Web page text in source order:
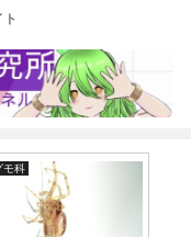
モ科